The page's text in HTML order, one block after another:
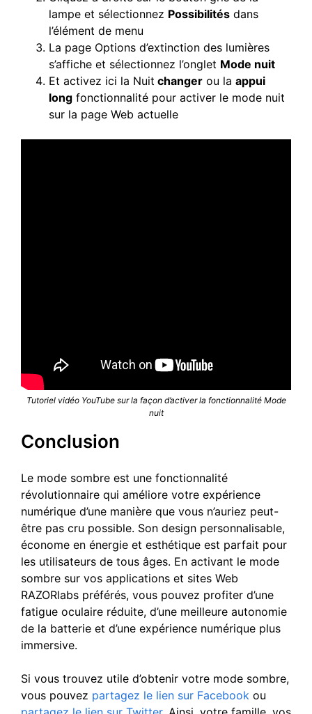
lampe et sélectionnez Possibilités dans
l’élément de menu
La page Options d’extinction des lumières
s’affiche et sélectionnez l’onglet Mode nuit
Et activez ici la Nuit changer ou la appui
long fonctionnalité pour activer le mode nuit
sur la page Web actuelle
Tutoriel vidéo YouTube sur la façon d’activer la fonctionnalité Mode
nuit
Conclusion
Le mode sombre est une fonctionnalité
révolutionnaire qui améliore votre expérience
numérique d’une manière que vous n’auriez peut-
être pas cru possible. Son design personnalisable,
économe en énergie et esthétique est parfait pour
les utilisateurs de tous âges. En activant le mode
sombre sur vos applications et sites Web
RAZORlabs préférés, vous pouvez profiter d’une
fatigue oculaire réduite, d’une meilleure autonomie
de la batterie et d’une expérience numérique plus
immersive.
Si vous trouvez utile d’obtenir votre mode sombre,
vous pouvez partagez le lien sur Facebook ou